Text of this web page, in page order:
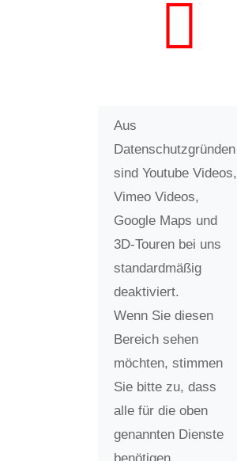
Aus
Datenschutzgründen
sind Youtube Videos,
Vimeo Videos,
Google Maps und
3D-Touren bei uns
standardmäßig
deaktiviert.
Wenn Sie diesen
Bereich sehen
möchten, stimmen
Sie bitte zu, dass
alle für die oben
genannten Dienste
benötigen